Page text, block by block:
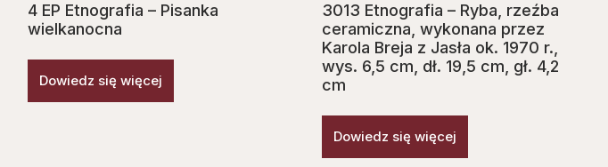
4 EP Etnografia – Pisanka
wielkanocna
Dowiedz się więcej
3013 Etnografia – Ryba, rzeźba
ceramiczna, wykonana przez
Karola Breja z Jasła ok. 1970 r.,
wys. 6,5 cm, dł. 19,5 cm, gł. 4,2
cm
Dowiedz się więcej